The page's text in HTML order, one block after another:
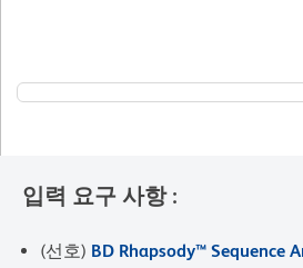
입력 요구 사항 :
(선호) BD Rhapsody™ Sequence